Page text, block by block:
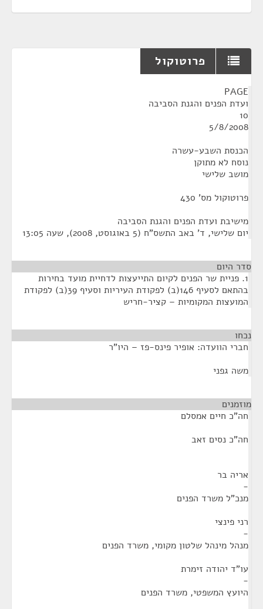
פרוטוקול
PAGE
ועדת הפנים והגנת הסביבה
10
5/8/2008
הכנסת השבע-עשרה
נוסח לא מתוקן
מושב שלישי
פרוטוקול מס' 430
מישיבת ועדת הפנים והגנת הסביבה
‏יום שלישי, ד' באב התשס"ח (‏5 באוגוסט, 2008), שעה 13:05
סדר היום
1. פניית שר הפנים לקיום התייעצות לדחיית מועד בחירות
בהתאם לסעיף 146(ב) לפקודת העיריות וסעיף 39(ב) לפקודת
המועצות המקומיות – קציר-חריש
נכחו
חברי הוועדה: אופיר פינס-פז – היו"ר
משה גפני
מוזמנים
חה"כ חיים אמסלם
חה"כ נסים זאב
אריה בר
-
מנכ"ל משרד הפנים
רני פינצי
-
מנהל מינהל שלטון מקומי, משרד הפנים
עו"ד יהודה זימרת
-
היועץ המשפטי, משרד הפנים